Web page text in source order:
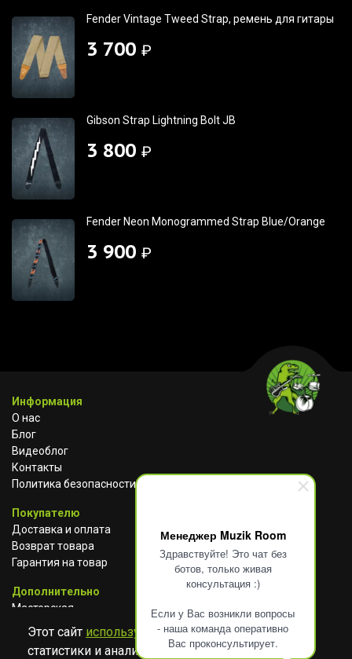
Менеджер Muzik Room
Здравствуйте! Это чат без
ботов, только живая
консультация :)
Если у Вас возникли вопросы
- наша команда оперативно
Вас проконсультирует.
Fender Vintage Tweed Strap, ремень для гитары
3 700 ₽
Gibson Strap Lightning Bolt JB
3 800 ₽
Fender Neon Monogrammed Strap Blue/Orange
3 900 ₽
Информация
О нас
Блог
Видеоблог
Контакты
Политика безопасности
Покупателю
Доставка и оплата
Возврат товара
Гарантия на товар
Дополнительно
Мастерская
Сотрудничество
Этот сайт использует cookies для сбора
статистики и анализа работы сайта. Просим